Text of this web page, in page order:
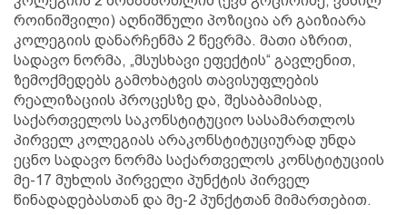
როინიშვილი) აღნიშნული პოზიცია არ გაიზიარა
კოლეგიის დანარჩენმა 2 წევრმა. მათი აზრით,
სადავო ნორმა, „მსუსხავი ეფექტის“ გავლენით,
ზემოქმედებს გამოხატვის თავისუფლების
რეალიზაციის პროცესზე და, შესაბამისად,
საქართველოს საკონსტიტუციო სასამართლოს
პირველ კოლეგიას არაკონსტიტუციურად უნდა
ეცნო სადავო ნორმა საქართველოს კონსტიტუციის
მე-17 მუხლის პირველი პუნქტის პირველ
წინადადებასთან და მე-2 პუნქტთან მიმართებით.